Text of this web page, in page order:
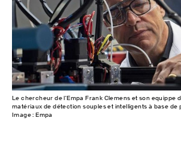
Le chercheur de l'Empa Frank Clemens et son equippe
matériaux de détection souples et intelligents à base de
Image : Empa